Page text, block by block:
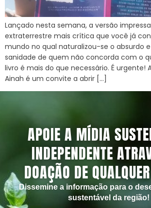
Lançado nesta semana, a versão
extraterrestre mais crítica que você já
mundo no qual naturalizou-se o absurdo
sanidade de quem não concorda com o
livro é mais do que necessário. É urgente!
Ainah é um convite a abrir […]
APOIE A MÍDIA
INDEPENDENTE
DOAÇÃO DE
Dissemine a informação para o
sustentável da região!